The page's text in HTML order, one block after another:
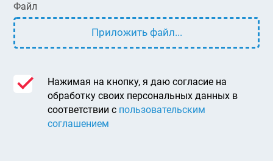
Файл
Приложить файл...
Нажимая на кнопку, я даю согласие на
обработку своих персональных данных в
соответствии с пользовательским
соглашением